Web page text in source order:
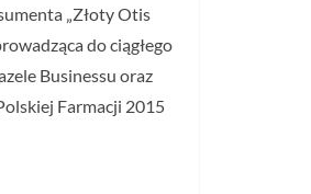
„Złoty Otis
do ciągłego
Businessu oraz
Farmacji 2015